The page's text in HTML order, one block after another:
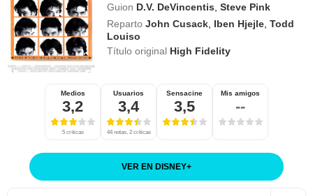
Guion D.V. DeVincentis ,Steve Pink
Reparto John Cusack Iben Hjejle ,Todd
Louiso
Título original High Fidelity
Medios
3,2
5 críticas
Usuarios
3,4
44 notas, 2 críticas
Sensacine
3,5
Mis amigos
--
VER EN DISNEY+